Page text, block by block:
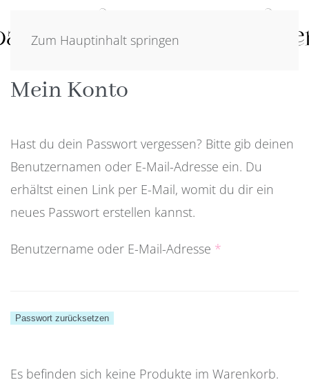
Zum Hauptinhalt springen
Mein Konto
Hast du dein Passwort vergessen? Bitte gib deinen
Benutzernamen oder E-Mail-Adresse ein. Du
erhältst einen Link per E-Mail, womit du dir ein
neues Passwort erstellen kannst.
Benutzername oder E-Mail-Adresse *
Passwort zurücksetzen
Es befinden sich keine Produkte im Warenkorb.